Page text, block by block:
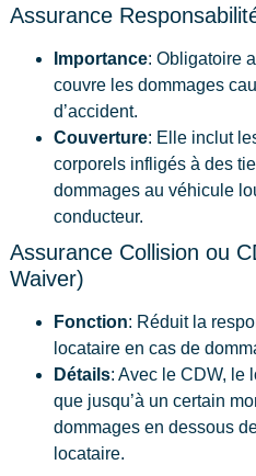
Assurance
Importance: Obligatoire
couvre les dommages
d’accident.
Couverture: Elle inclut
corporels infligés à des
dommages au véhicule
conducteur.
Assurance Collision ou
Waiver)
Fonction: Réduit la
locataire en cas de
Détails: Avec le CDW, le
que jusqu’à un certain
dommages en dessous
locataire.